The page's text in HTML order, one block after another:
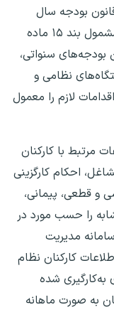
اجرایی قانون بودجه سال
۱۴۰۵ کل کشور تمام دستگاه‌های اجرایی مشمول بند ۱۵ ماده
بودجه‌های سنواتی،
نظامی و
لازم را معمول
مرتبط با کارکنان
احکام کارگزینی
و قطعی، پیمانی،
را حسب مورد در
مدیریت
کارکنان نظام
به‌کارگیری شده
به صورت ماهانه